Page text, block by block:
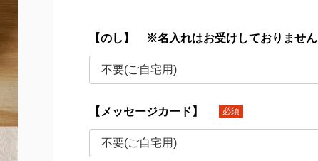
【のし】 ※名入れはお受けしておりません
【メッセージカード】
(必